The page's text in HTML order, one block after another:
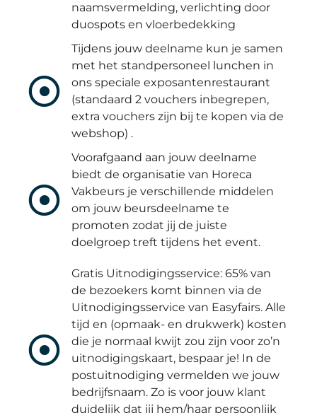
naamsvermelding, verlichting door
duospots en vloerbedekking
Tijdens jouw deelname kun je samen
met het standpersoneel lunchen in
ons speciale exposantenrestaurant
(standaard 2 vouchers inbegrepen,
extra vouchers zijn bij te kopen via de
webshop) .
Voorafgaand aan jouw deelname
biedt de organisatie van Horeca
Vakbeurs je verschillende middelen
om jouw beursdeelname te
promoten zodat jij de juiste
doelgroep treft tijdens het event.
Gratis Uitnodigingsservice: 65% van
de bezoekers komt binnen via de
Uitnodigingsservice van Easyfairs. Alle
tijd en (opmaak- en drukwerk) kosten
die je normaal kwijt zou zijn voor zo’n
uitnodigingskaart, bespaar je! In de
postuitnodiging vermelden we jouw
bedrijfsnaam. Zo is voor jouw klant
duidelijk dat jij hem/haar persoonlijk